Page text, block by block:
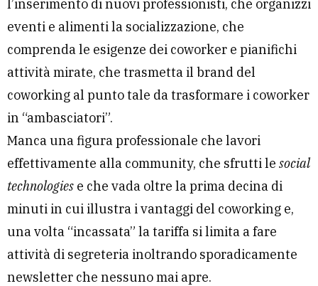
l’inserimento di nuovi professionisti, che organizzi
eventi e alimenti la socializzazione, che
comprenda le esigenze dei coworker e pianifichi
attività mirate, che trasmetta il brand del
coworking al punto tale da trasformare i coworker
in “ambasciatori”.
Manca una figura professionale che lavori
effettivamente alla community, che sfrutti le social
technologies e che vada oltre la prima decina di
minuti in cui illustra i vantaggi del coworking e,
una volta “incassata” la tariffa si limita a fare
attività di segreteria inoltrando sporadicamente
newsletter che nessuno mai apre.